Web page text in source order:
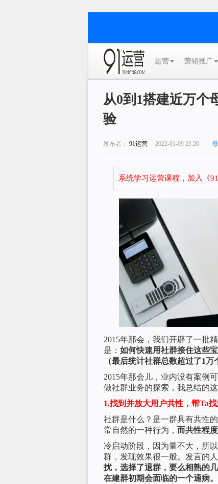
运营 营销推广
从0到1搭建近万个
验
发布者： 91运营 2022-01-09 23:20
系统学习运营课程，加入《
2015年那会，我们开辟了一批
是： 如何快速用社群接住这些
（最后统计社群总数超过了1万
2015年那会儿，业内没有案例
做社群业务的探索，我总结的
1.找到并放大用户共性，帮Ta
社群是什么？是一群具有共性
常自然的一种行为， 而共性程
冷启动阶段，因为量不大，所
群，发现效果很一般。发言的
扰，选择了退群，要么相熟的
在建群初期会面临的一个通病。